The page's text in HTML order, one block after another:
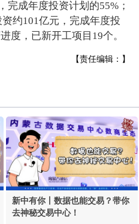
完成年度投资计划的55%；
约101亿元，完成年度投
度，已新开工项目19个。
【责任编辑：】
新中有你丨数据也能交易？带你
去神秘交易中心！